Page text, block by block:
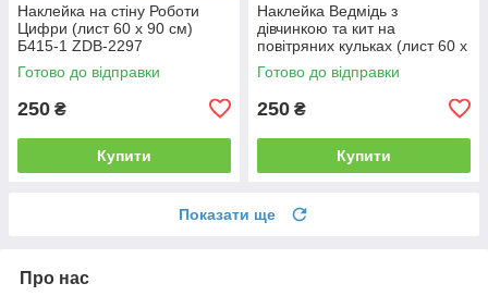
Наклейка на стіну Роботи
Цифри (лист 60 х 90 см)
Б415-1 ZDB-2297
Готово до відправки
250 ₴
Купити
Наклейка Ведмідь з
дівчинкою та кит на
повітряних кульках (лист 60 х
85 см) Б146-22 ZDB-2515
Готово до відправки
250 ₴
Купити
Показати ще
Про нас